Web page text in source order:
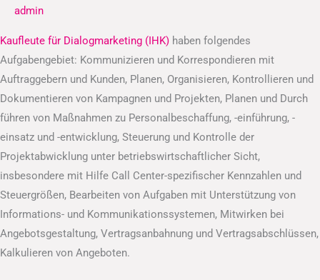
admin
Kaufleute für Dialogmarketing (IHK) haben folgendes
Aufgabengebiet: Kommunizieren und Korrespondieren mit
Auftraggebern und Kunden, Planen, Organisieren, Kontrollieren und
Dokumentieren von Kampagnen und Projekten, Planen und Durch
führen von Maßnahmen zu Personalbeschaffung, -einführung, -
einsatz und -entwicklung, Steuerung und Kontrolle der
Projektabwicklung unter betriebswirtschaftlicher Sicht,
insbesondere mit Hilfe Call Center-spezifischer Kennzahlen und
Steuergrößen, Bearbeiten von Aufgaben mit Unterstützung von
Informations- und Kommunikationssystemen, Mitwirken bei
Angebotsgestaltung, Vertragsanbahnung und Vertragsabschlüssen,
Kalkulieren von Angeboten.
(IHK)